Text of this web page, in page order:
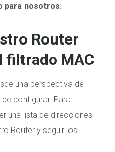
para nosotros
Router
filtrado MAC
una perspectiva de
configurar. Para
una lista de direcciones
Router y seguir los